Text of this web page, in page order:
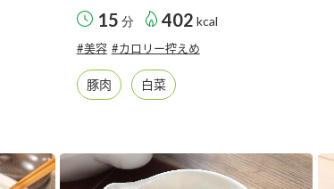
15 分 402 kcal
#美容 #カロリー控えめ
豚肉 白菜